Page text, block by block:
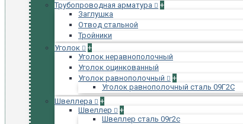
Трубопроводная арматура
+
Заглушка
Отвод стальной
Тройники
Уголок
+
Уголок неравнополочный
Уголок оцинкованный
Уголок равнополочный
+
Уголок равнополочный сталь 09Г2С
Швеллера
+
Швеллер
+
Швеллер сталь 09г2с